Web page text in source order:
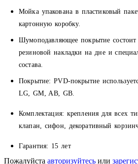
Мойка упакована в пластиковый
картонную коробку.
Шумоподавляющее покрытие
резиновой накладки на дне и
состава.
Покрытие: PVD-покрытие
LG, GM, AB, GB.
Комплектация: крепления для всех
клапан, сифон, декоративный
Гарантия: 15 лет
Пожалуйста авторизуйтесь или